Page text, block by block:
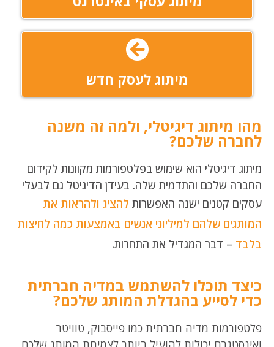
מיתוג לעסק חדש
מהו מיתוג דיגיטלי, ולמה זה משנה
לחברה שלכם?
מיתוג דיגיטלי הוא שימוש בפלטפורמות מקוונות לקידום
החברה שלכם והתדמית שלה. בעידן הדיגיטל גם לבעלי
עסקים קטנים ישנה האפשרות להציג ולהראות את
המותגים שלהם למיליוני אנשים באמצעות כמה לחיצות
בלבד – דבר המגדיל את התחרות.
כיצד תוכלו להשתמש במדיה חברתית
כדי לסייע בהגדלת המותג שלכם?
פלטפורמות מדיה חברתית כמו פייסבוק, טוויטר